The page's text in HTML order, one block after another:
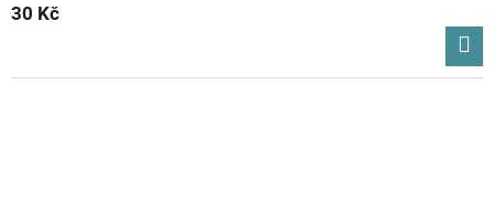
30 Kč